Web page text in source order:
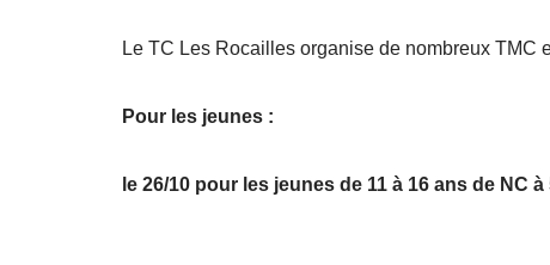
Le TC Les Rocailles organise de nombreux TMC
Pour les jeunes :
le 26/10 pour les jeunes de 11 à 16 ans de NC